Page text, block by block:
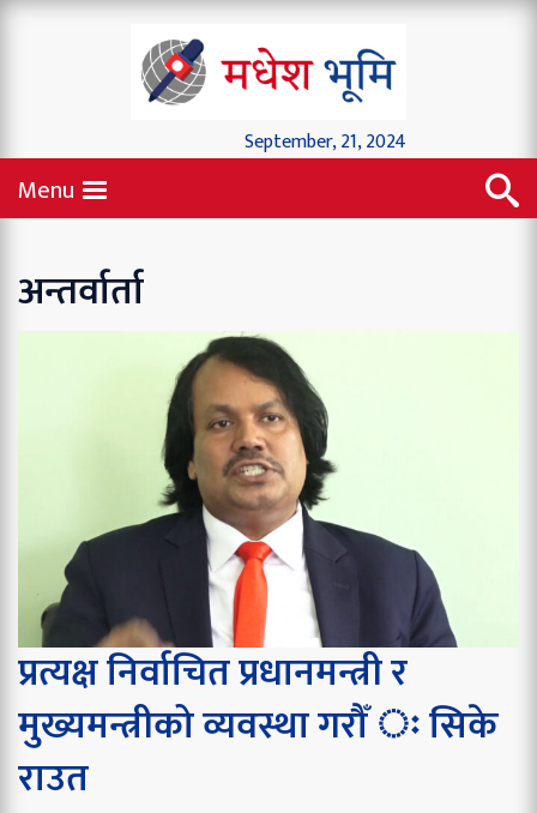
September, 21, 2024
Menu
अन्तर्वार्ता
प्रत्यक्ष निर्वाचित प्रधानमन्त्री र
मुख्यमन्त्रीको व्यवस्था गरौँ ः सिके
राउत